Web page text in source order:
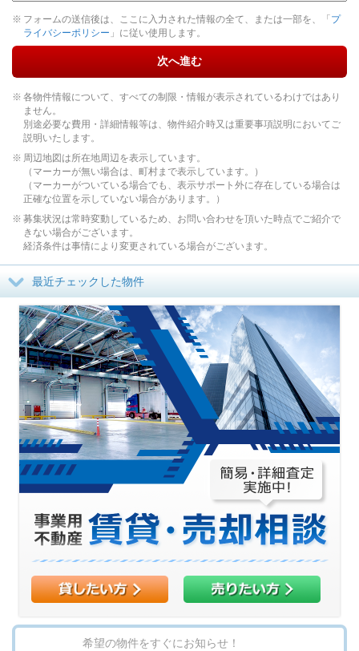
フォームの送信後は、ここに入力された情報の全て、または一部を、「 プ
ライバシーポリシー 」に従い使用します。
次へ進む
各物件情報について、すべての制限・情報が表示されているわけではあり
ません。
別途必要な費用・詳細情報等は、物件紹介時又は重要事項説明においてご
説明いたします。
周辺地図は所在地周辺を表示しています。
（マーカーが無い場合は、町村まで表示しています。）
（マーカーがついている場合でも、表示サポート外に存在している場合は
正確な位置を示していない場合があります。）
募集状況は常時変動しているため、お問い合わせを頂いた時点でご紹介で
きない場合がございます。
経済条件は事情により変更されている場合がございます。
最近チェックした物件
希望の物件をすぐにお知らせ！